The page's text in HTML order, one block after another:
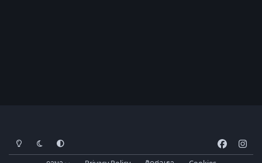
โหมดสว่างโหมดมืด การตั้งค่าระบบ
a
n